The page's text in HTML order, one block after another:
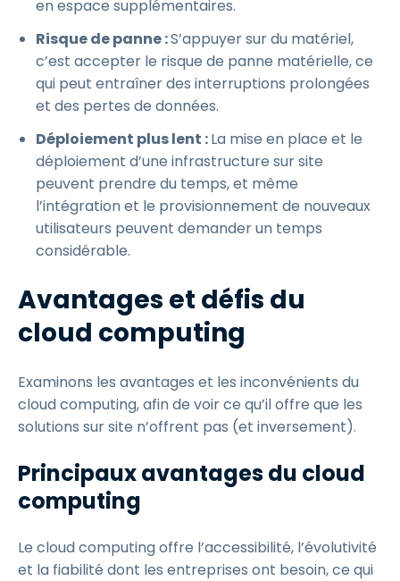
en espace supplémentaires.
Risque de panne :S’appuyer sur du matériel,
c’est accepter le risque de panne matérielle, ce
qui peut entraîner des interruptions prolongées
et des pertes de données.
Déploiement plus lent :La mise en place et le
déploiement d’une infrastructure sur site
peuvent prendre du temps, et même
l’intégration et le provisionnement de nouveaux
utilisateurs peuvent demander un temps
considérable.
Avantages et défis du
cloud computing
Examinons les avantages et les inconvénients du
cloud computing, afin de voir ce qu’il offre que les
solutions sur site n’offrent pas (et inversement).
Principaux avantages du cloud
computing
Le cloud computing offre l’accessibilité, l’évolutivité
et la fiabilité dont les entreprises ont besoin, ce qui